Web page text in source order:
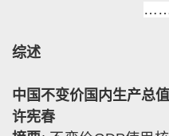
综述
中国不变价国内生产总
许宪春